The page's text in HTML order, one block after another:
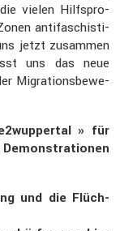
vielen Hilfs­pro­
antifa­schis­ti­
jetzt zusammen
uns das neue
Migra­ti­ons­be­we­
» für
und die Flüch­